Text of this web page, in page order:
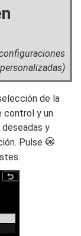
personalizadas)
de la
control y un
y
Pulse J